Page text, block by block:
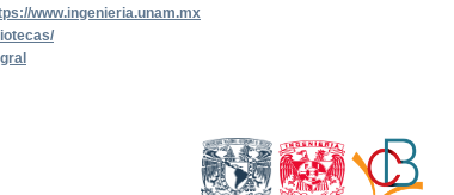
www.ingenieria.unam.mx